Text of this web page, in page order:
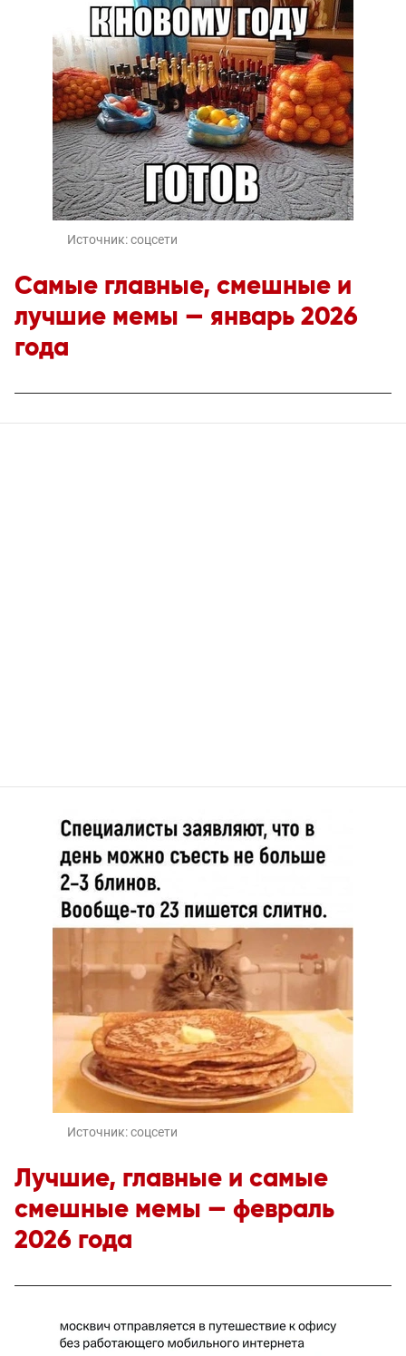
Источник:соцсети
Самые главные, смешные и
лучшие мемы — январь 2026
года
Источник:соцсети
Лучшие, главные и самые
смешные мемы — февраль
2026 года